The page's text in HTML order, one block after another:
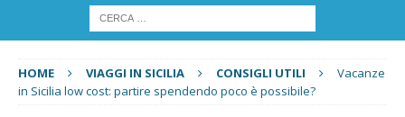
HOME VIAGGI IN SICILIA CONSIGLI UTILI
Vacanze
in Sicilia low cost: partire spendendo poco è possibile?